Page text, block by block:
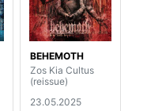
BEHEMOTH
Zos Kia Cultus
(reissue)
23.05.2025